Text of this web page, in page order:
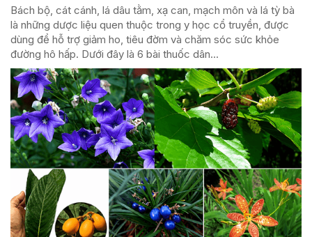
Bách bộ, cát cánh, lá dâu tằm, xạ can, mạch môn và lá tỳ bà
là những dược liệu quen thuộc trong y học cổ truyền, được
dùng để hỗ trợ giảm ho, tiêu đờm và chăm sóc sức khỏe
đường hô hấp. Dưới đây là 6 bài thuốc dân...